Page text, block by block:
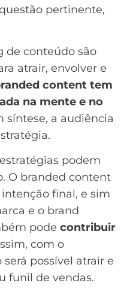
pertinente,
de conteúdo são
atrair, envolver e
content tem
na mente e no
síntese, a audiência
podem
O branded content
final, e sim
e o brand
pode contribuir
com o
possível atrair e
funil de vendas.